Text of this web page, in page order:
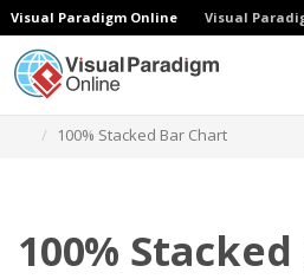
Visual Paradigm Online Visual
100% Stacked Bar Chart
100%